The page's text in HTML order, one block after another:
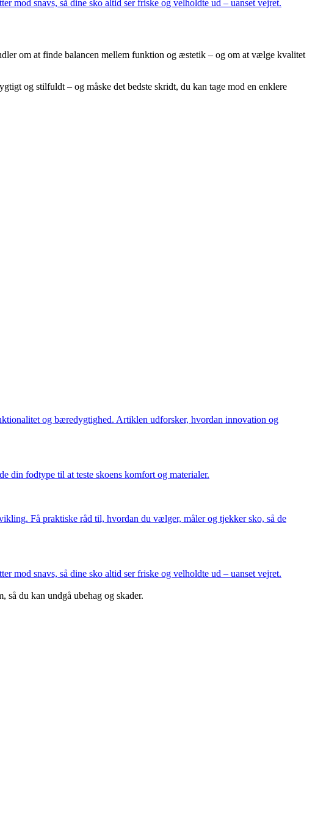
mod snavs, så dine sko altid ser friske og velholdte ud – uanset vejret.
om at finde balancen mellem funktion og æstetik – og om at vælge kvalitet
og stilfuldt – og måske det bedste skridt, du kan tage mod en enklere
og bæredygtighed. Artiklen udforsker, hvordan innovation og
din fodtype til at teste skoens komfort og materialer.
Få praktiske råd til, hvordan du vælger, måler og tjekker sko, så de
mod snavs, så dine sko altid ser friske og velholdte ud – uanset vejret.
du kan undgå ubehag og skader.